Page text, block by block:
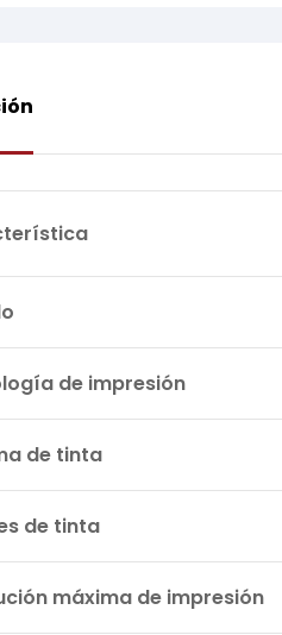
de impresión
de tinta
de tinta
máxima de impresión